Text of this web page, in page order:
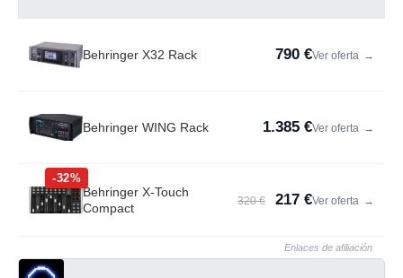
Behringer X32 Rack 790 €Ver oferta →
Behringer WING Rack 1.385 €Ver oferta →
-32%
Behringer X-Touch
Compact
320 € 217 €Ver oferta →
Enlaces de afiliación